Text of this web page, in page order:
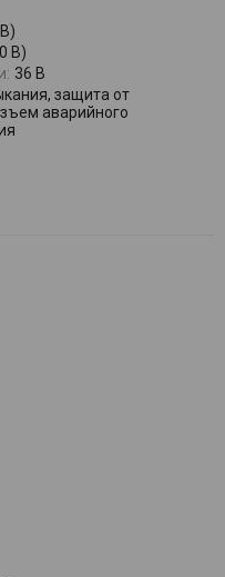
В)
36 В
защита от
аварийного